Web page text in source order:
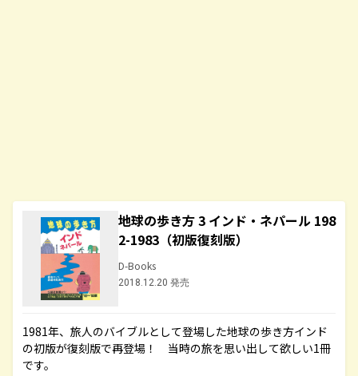
地球の歩き方 3 インド・ネパール 198
2-1983（初版復刻版）
D-Books
2018.12.20 発売
1981年、旅人のバイブルとして登場した地球の歩き方インド
の初版が復刻版で再登場！ 当時の旅を思い出して欲しい1冊
です。